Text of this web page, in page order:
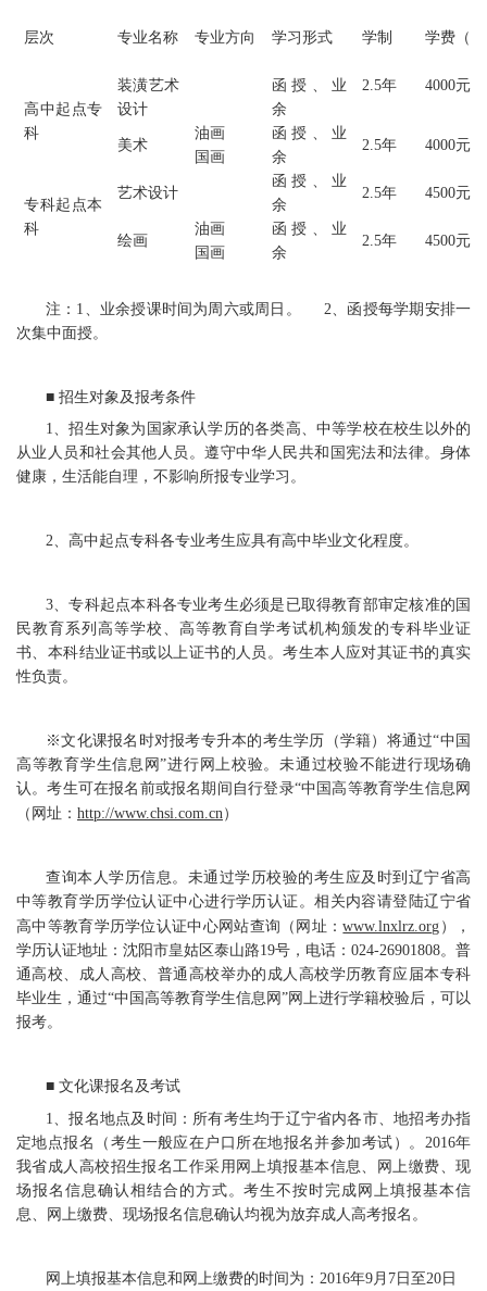
层次 专业名称 专业方向 学习形式 学制 学费（
高中起点专
科
装潢艺术
设计
函授、业
余
2.5年 4000元
美术
油画
函授、业
余
2.5年 4000元
国画
专科起点本
科
艺术设计
函授、业
余
2.5年 4500元
绘画
油画
函授、业
余
2.5年 4500元
国画
注：1、业余授课时间为周六或周日。 2、函授每学期安排一
次集中面授。
■ 招生对象及报考条件
1、招生对象为国家承认学历的各类高、中等学校在校生以外的
从业人员和社会其他人员。遵守中华人民共和国宪法和法律。身体
健康，生活能自理，不影响所报专业学习。
2、高中起点专科各专业考生应具有高中毕业文化程度。
3、专科起点本科各专业考生必须是已取得教育部审定核准的国
民教育系列高等学校、高等教育自学考试机构颁发的专科毕业证
书、本科结业证书或以上证书的人员。考生本人应对其证书的真实
性负责。
※文化课报名时对报考专升本的考生学历（学籍）将通过“中国
高等教育学生信息网”进行网上校验。未通过校验不能进行现场确
认。考生可在报名前或报名期间自行登录“中国高等教育学生信息网
（网址： http://www.chsi.com.cn）
查询本人学历信息。未通过学历校验的考生应及时到辽宁省高
中等教育学历学位认证中心进行学历认证。相关内容请登陆辽宁省
高中等教育学历学位认证中心网站查询（网址：www.lnxlrz.org ），
学历认证地址：沈阳市皇姑区泰山路19号，电话：024-26901808。普
通高校、成人高校、普通高校举办的成人高校学历教育应届本专科
毕业生，通过“中国高等教育学生信息网”网上进行学籍校验后，可以
报考。
■ 文化课报名及考试
1、报名地点及时间：所有考生均于辽宁省内各市、地招考办指
定地点报名（考生一般应在户口所在地报名并参加考试）。2016年
我省成人高校招生报名工作采用网上填报基本信息、网上缴费、现
场报名信息确认相结合的方式。考生不按时完成网上填报基本信
息、网上缴费、现场报名信息确认均视为放弃成人高考报名。
网上填报基本信息和网上缴费的时间为：2016年9月7日至20日